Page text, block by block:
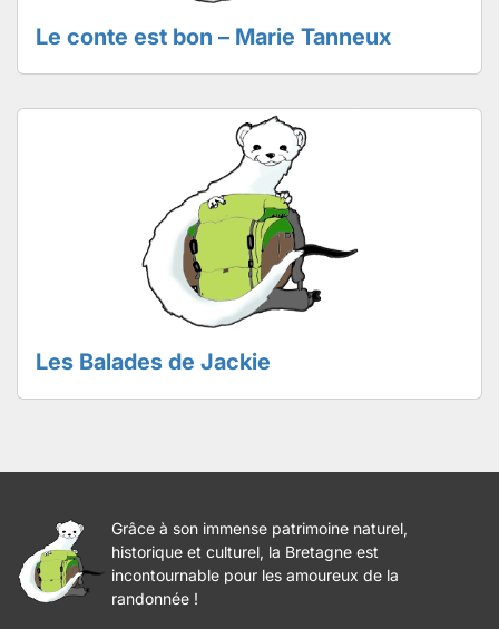
Le conte est bon – Marie Tanneux
Les Balades de Jackie
Grâce à son immense patrimoine naturel,
historique et culturel, la Bretagne est
incontournable pour les amoureux de la
randonnée !